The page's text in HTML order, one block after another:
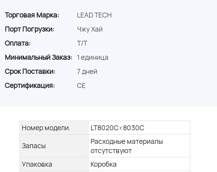
Торговая Марка:
LEAD TECH
Порт Погрузки:
Чжу Хай
Оплата:
T/T
Минимальный Заказ: 1 единица
Срок Поставки:
7 дней
Сертификация:
CE
Номер модели.
LT8020C<8030C
Запасы
Расходные материалы
отсутствуют
Упаковка
Коробка